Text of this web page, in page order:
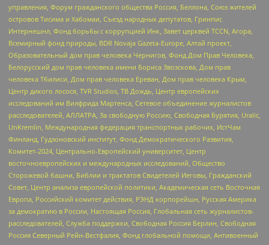
управления, Форум гражданского общества Россия, Беллона, Союз жителей
островов Тисима и Хабомаи, Съезд народных депутатов, Гринпис
Интернешнл, Фонд борьбы с коррупцией Инк, Завет церквей TCCN, Агора,
Всемирный фонд природы, BDR Novaja Gazeta-Europe, Алтай проект,
Образовательный дом прав человека Чернигов, Фонд Дом Прав Человека,
Белорусский дом прав человека имени Бориса Звозскова, Дом прав
человека Тбилиси, Дом прав человека Ереван, Дом прав человека Крым,
Центр дикого лосося, TVR Studios, ТВ Дождь, Центр европейских
исследований им Вилфрида Мартенса, Сетевое объединение журналистов
расследователей, АЛЛАТРА, За свободную Россию, Свободная Бурятия, Uralic,
UnKremlin, Международная федерация транспортных рабочих, ИстЧам
Финланд, Гудзоновский институт, Фонд Демократического Развития,
Комитет-2024, Центрально-Европейский университет, Центр
восточноевропейских и международных исследований, Общество
Сторожевой башни, Библии и трактатов Свидетелей Иеговы, Гражданский
Совет, Центр анализа европейской политики, Академическая сеть Восточная
Европа, Российский комитет действия, РЭНД корпорейшн, Русская Америка
за демократию в России, Настоящая Россия, Глобальная сеть журналистов-
расследователей, Служба поддержки, Свободная Россия Берлин, Свободная
Россия Северный Рейн-Вестфалия, Фонд глобальной помощи, Антивоенный